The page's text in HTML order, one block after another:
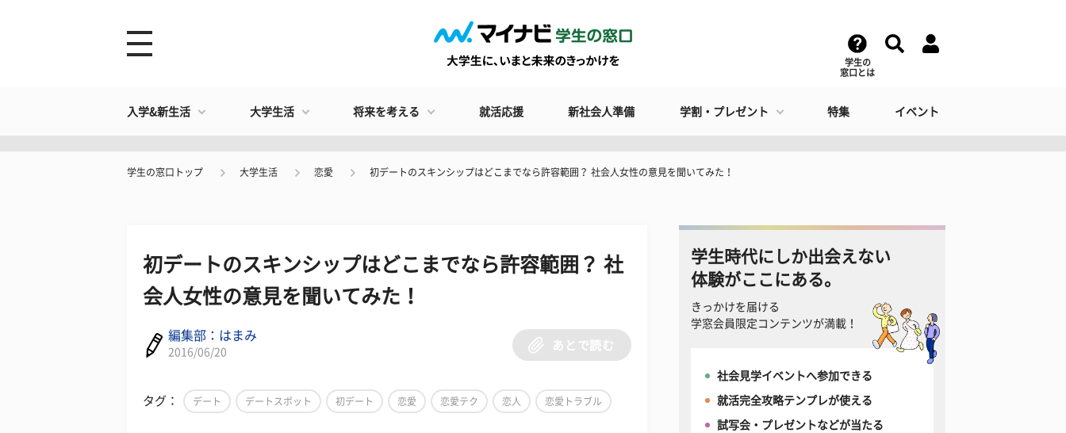
学生の
窓口とは
入学&新生活 大学生活 将来を考える 就活応援 新社会人準備 学割・プレゼント 特集 イベント
学生の窓口トップ 大学生活 恋愛 初デートのスキンシップはどこまでなら許容範囲？ 社会人女性の意見を聞いてみた！
初デートのスキンシップはどこまでなら許容範囲？ 社
会人女性の意見を聞いてみた！
編集部：はまみ
2016/06/20
あとで読む
タグ： デート デートスポット 初デート 恋愛 恋愛テク 恋人 恋愛トラブル
学生時代にしか出会えない
体験がここにある。
きっかけを届ける
学窓会員限定コンテンツが満載！
社会見学イベントへ参加できる
就活完全攻略テンプレが使える
試写会・プレゼントなどが当たる